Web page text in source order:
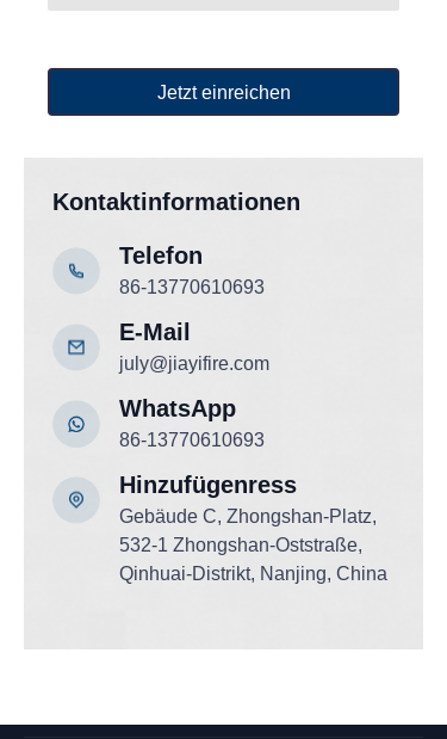
Kontaktinformationen
86-13770610693
WhatsApp
Telefon
86-13770610693
july@jiayifire.com
E-Mail
Jetzt einreichen
Hinzufügenress
Gebäude C, Zhongshan-Platz,
532-1 Zhongshan-Oststraße,
Qinhuai-Distrikt, Nanjing, China